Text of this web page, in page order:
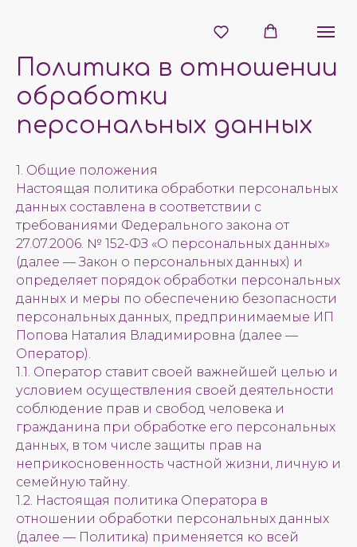
Политика в отношении
обработки
персональных данных
1. Общие положения
Настоящая политика обработки персональных
данных составлена в соответствии с
требованиями Федерального закона от
27.07.2006. № 152-ФЗ «О персональных данных»
(далее — Закон о персональных данных) и
определяет порядок обработки персональных
данных и меры по обеспечению безопасности
персональных данных, предпринимаемые ИП
Попова Наталия Владимировна (далее —
Оператор).
1.1. Оператор ставит своей важнейшей целью и
условием осуществления своей деятельности
соблюдение прав и свобод человека и
гражданина при обработке его персональных
данных, в том числе защиты прав на
неприкосновенность частной жизни, личную и
семейную тайну.
1.2. Настоящая политика Оператора в
отношении обработки персональных данных
(далее — Политика) применяется ко всей